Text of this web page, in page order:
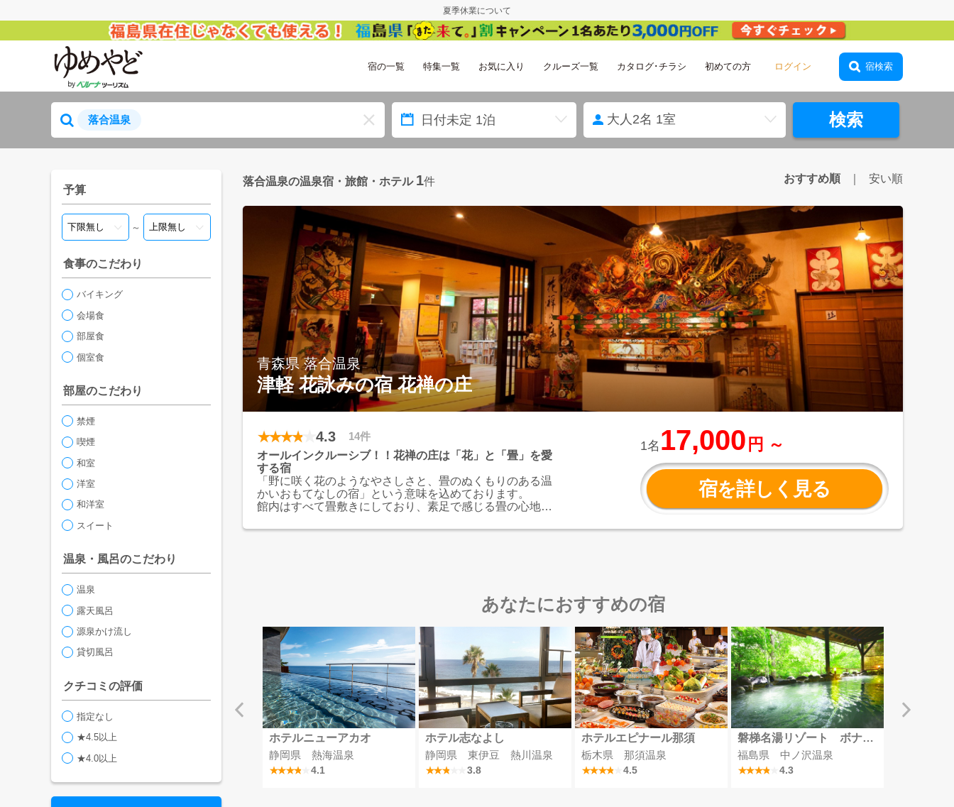
夏季休業について
宿の一覧 特集一覧 お気に入り クルーズ一覧 カタログ･チラシ 初めての方 ログイン 宿検索
落合温泉 大人2名 1室 検索
予算
～
食事のこだわり
バイキング
会場食
部屋食
個室食
部屋のこだわり
禁煙
喫煙
和室
洋室
和洋室
スイート
温泉・風呂のこだわり
温泉
露天風呂
源泉かけ流し
貸切風呂
クチコミの評価
指定なし
★4.5以上
★4.0以上
落合温泉の温泉宿・旅館・ホテル 1件 おすすめ順 安い順
青森県 落合温泉
津軽 花詠みの宿 花禅の庄
4.3
14件
オールインクルーシブ！！花禅の庄は「花」と「畳」を愛
する宿
「野に咲く花のようなやさしさと、畳のぬくもりのある温
かいおもてなしの宿」という意味を込めております。
館内はすべて畳敷きにしており、素足で感じる畳の心地良
館内から眺める庭園の四季の花々や青森の郷土の味が、日
1名 17,000 円 ～
宿を詳しく見る
あなたにおすすめの宿
富山県 越中となみ野温泉
ホテルニューアカオ
静岡県 熱海温泉
4.1
ホテル志なよし
静岡県 東伊豆 熱川温泉
3.8
ホテルエピナール那須
栃木県 那須温泉
4.5
磐梯名湯リゾート ボナリの森
福島県 中ノ沢温泉
4.3